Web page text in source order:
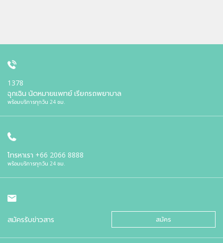
1378
ฉุกเฉิน นัดหมายแพทย์ เรียกรถพยาบาล
พร้อมบริการทุกวัน 24 ชม.
โทรหาเรา +66 2066 8888
พร้อมบริการทุกวัน 24 ชม.
สมัครรับข่าวสาร สมัคร